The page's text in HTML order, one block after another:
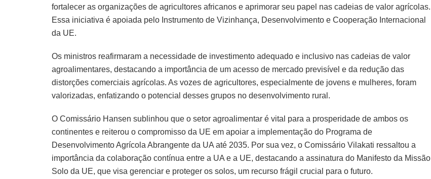
fortalecer as organizações de agricultores africanos e aprimorar seu papel nas cadeias de valor agrícolas.
Essa iniciativa é apoiada pelo Instrumento de Vizinhança, Desenvolvimento e Cooperação Internacional
da UE.
Os ministros reafirmaram a necessidade de investimento adequado e inclusivo nas cadeias de valor
agroalimentares, destacando a importância de um acesso de mercado previsível e da redução das
distorções comerciais agrícolas. As vozes de agricultores, especialmente de jovens e mulheres, foram
valorizadas, enfatizando o potencial desses grupos no desenvolvimento rural.
O Comissário Hansen sublinhou que o setor agroalimentar é vital para a prosperidade de ambos os
continentes e reiterou o compromisso da UE em apoiar a implementação do Programa de
Desenvolvimento Agrícola Abrangente da UA até 2035. Por sua vez, o Comissário Vilakati ressaltou a
importância da colaboração contínua entre a UA e a UE, destacando a assinatura do Manifesto da Missão
Solo da UE, que visa gerenciar e proteger os solos, um recurso frágil crucial para o futuro.